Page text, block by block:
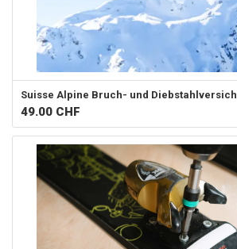
Suisse Alpine Bruch- und
49.00 CHF